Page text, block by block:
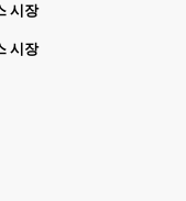
시장
시장